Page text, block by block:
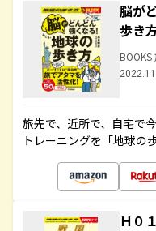
脳が
歩き
BOOKS
旅先で、近所で、自宅で
トレーニングを「地球の
Ｈ０